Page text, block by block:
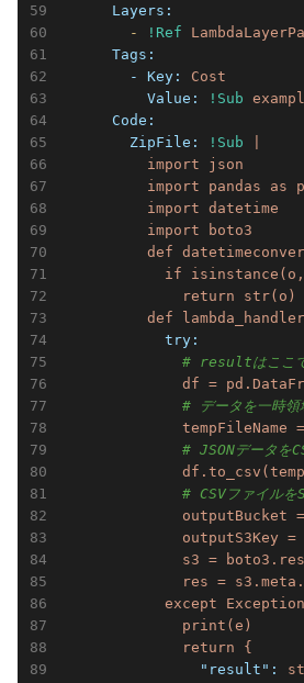
      Layers:
        -
!Ref
      Tags:
        - Key:
Cost
          Value:
!Sub
      Code:
        ZipFile:
!Sub
          import json
import pandas as
          import datetime
          import boto3
def
if
              return str(o)
            try:
# resultはここで
df
=
# データを一時領
tempFileName
=
# JSONデータを
# CSVファイルを
outputBucket
=
outputS3Key
=
s3
=
res
=
except
Exception
print(e)
return
{
                "result":